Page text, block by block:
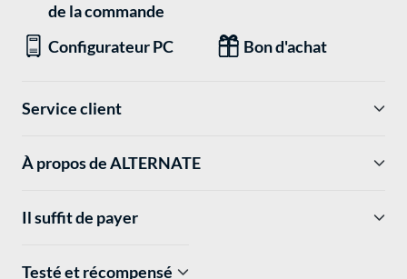
de la commande
Configurateur PC Bon d'achat
Service client
À propos de ALTERNATE
Il suffit de payer
Testé et récompensé